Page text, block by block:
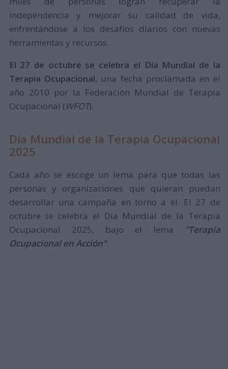
independencia y mejorar su calidad de vida,
enfrentándose a los desafíos diarios con nuevas
herramientas y recursos.
El 27 de octubre se celebra el Día Mundial de la
Terapia Ocupacional, una fecha proclamada en el
año 2010 por la Federación Mundial de Terapia
Ocupacional (WFOT).
Día Mundial de la Terapia Ocupacional
2025
Cada año se escoge un lema para que todas las
personas y organizaciones que quieran puedan
desarrollar una campaña en torno a él. El 27 de
octubre se celebra el Día Mundial de la Terapia
Ocupacional 2025, bajo el lema
"Terapia
Ocupacional en Acción".